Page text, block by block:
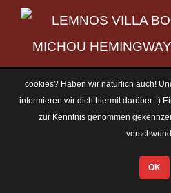
cookies? Haben wir natürlich auch!
informieren wir dich hiermit darüber. :)
zur Kenntnis genommen
OK